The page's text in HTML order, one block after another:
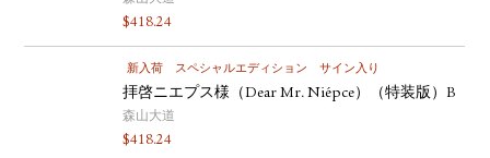
$418.24
新入荷 スペシャルエディション サイン入り
拝啓ニエプス様（Dear Mr. Niépce）（特装版）B
森山大道
$418.24